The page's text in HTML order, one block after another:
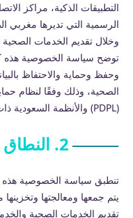
التطبيقات الذكية، مراكز
الرسمية التي تديرها مغربي
وخلال تقديم الخدمات الصحية
توضح سياسة الخصوصية هذه
وحفظ وحماية والاحتفاظ
الصحية، وذلك وفقًا لنظام
(PDPL) والأنظمة السعودية ذات الصلة.
2. النطاق
تنطبق سياسة الخصوصية هذه
يتم جمعها ومعالجتها
تقديم الخدمات الصحية